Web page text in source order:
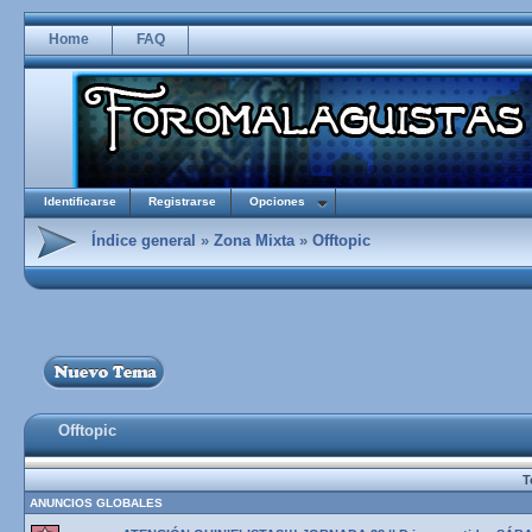
Home FAQ
Identificarse Registrarse Opciones
Índice general » Zona Mixta» Offtopic
Offtopic
ANUNCIOS GLOBALES